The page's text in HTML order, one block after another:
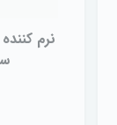
نرم